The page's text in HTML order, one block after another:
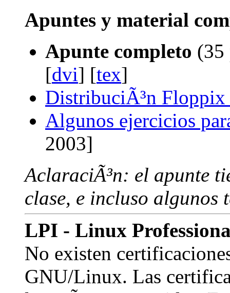
Apuntes y material
Apunte completo (35
[dvi] [tex]
DistribuciÃ³n
Algunos ejercicios
2003]
AclaraciÃ³n: el apunte
clase, e incluso algunos
LPI - Linux
No existen
GNU/Linux. Las